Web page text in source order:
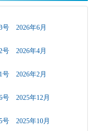
号 2026年6月
号 2026年4月
号 2026年2月
号 2025年12月
号 2025年10月